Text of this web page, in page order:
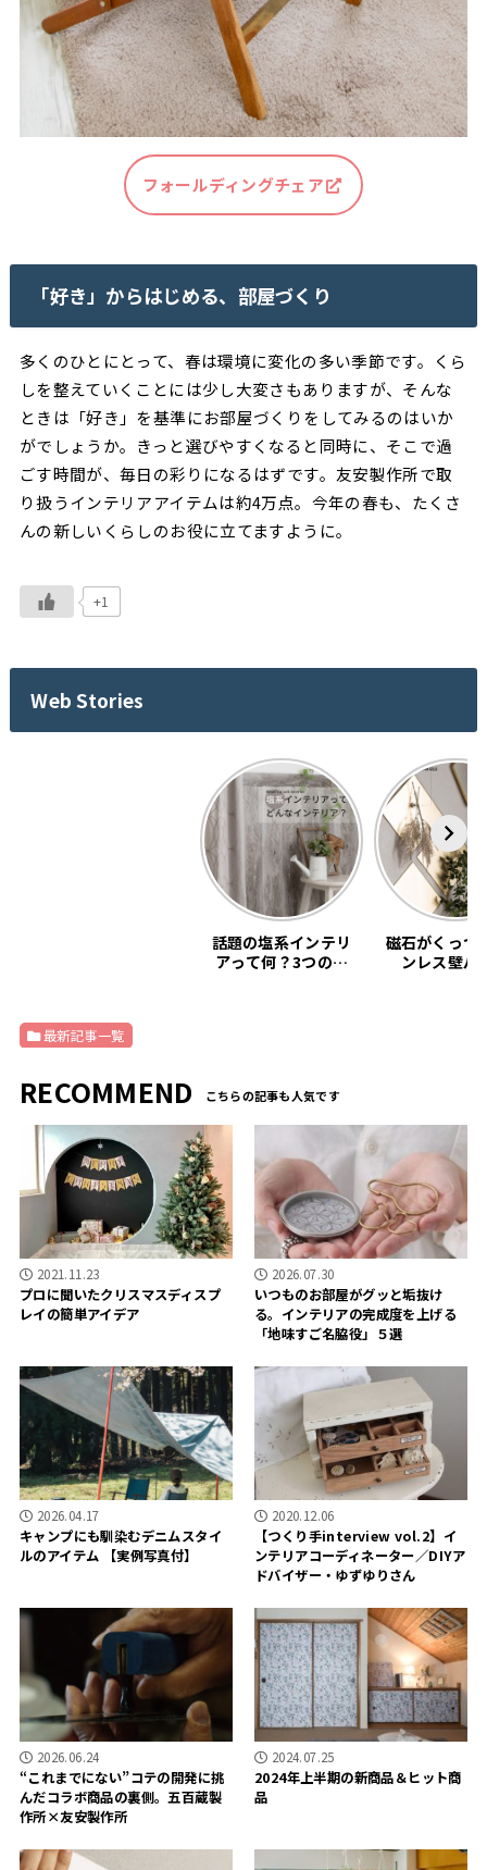
フォールディングチェア
「好き」からはじめる、部屋づくり
多くのひとにとって、春は環境に変化の多い季節です。くら
しを整えていくことには少し大変さもありますが、そんな
ときは「好き」を基準にお部屋づくりをしてみるのはいか
がでしょうか。きっと選びやすくなると同時に、そこで過
ごす時間が、毎日の彩りになるはずです。友安製作所で取
り扱うインテリアアイテムは約4万点。今年の春も、たくさ
んの新しいくらしのお役に立てますように。
+1
Web Stories
話題の塩系インテリ
アって何？3つの基
磁石がくっつ
ンレス壁パ
最新記事一覧
RECOMMEND
2021.11.23
プロに聞いたクリスマスディスプ
レイの簡単アイデア
2026.07.30
いつものお部屋がグッと垢抜け
る。インテリアの完成度を上げる
「地味すご名脇役」５選
2026.04.17
キャンプにも馴染むデニムスタイ
ルのアイテム 【実例写真付】
2020.12.06
【つくり手interview vol.2】イ
ンテリアコーディネーター／DIYア
ドバイザー・ゆずゆりさん
2026.06.24
“これまでにない”コテの開発に挑
んだコラボ商品の裏側。五百蔵製
作所×友安製作所
2024.07.25
2024年上半期の新商品＆ヒット商
品